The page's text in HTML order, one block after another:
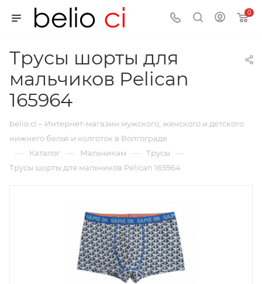
0
Трусы шорты для
мальчиков Pelican
165964
belio ci – Интернет-магазин мужского, женского и детского
нижнего белья и колготок в Волгограде
— Каталог — Мальчикам — Трусы —
Трусы шорты для мальчиков Pelican 165964